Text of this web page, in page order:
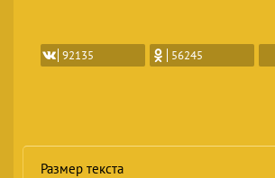
92135 56245
Размер текста